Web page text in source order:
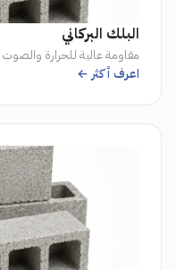
البلك البركاني
مقاومة عالية للحرارة والصوت
اعرف أكثر ←